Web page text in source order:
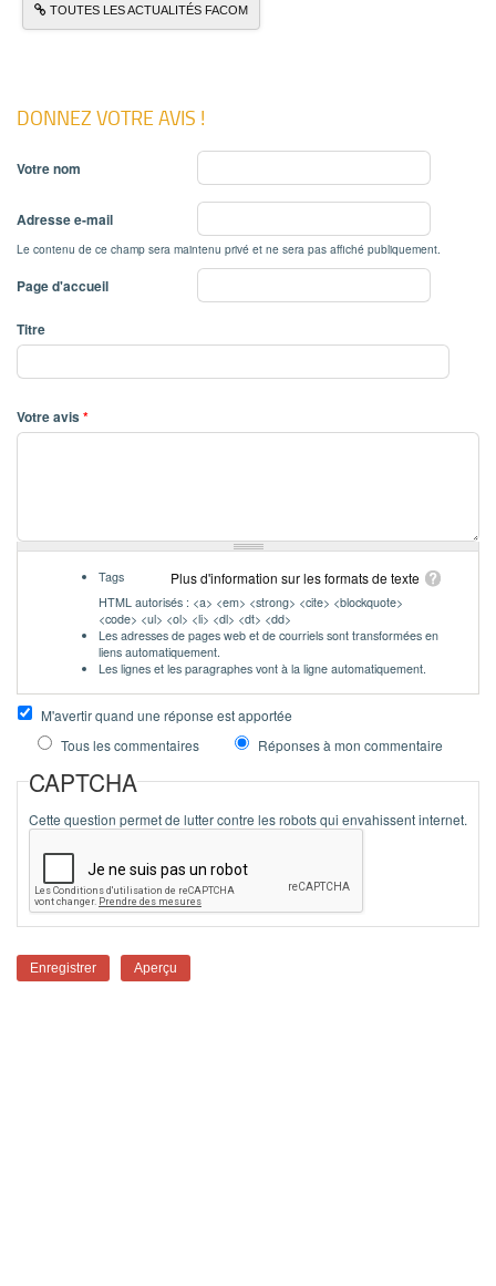
TOUTES LES ACTUALITÉS FACOM
DONNEZ VOTRE AVIS !
Votre nom
Adresse e-mail
Le contenu de ce champ sera maintenu privé et ne sera pas affiché publiquement.
Page d'accueil
Titre
Votre avis*
Plus d'information sur les formats de texte
Tags
HTML autorisés : <a> <em> <strong> <cite> <blockquote>
<code> <ul> <ol> <li> <dl> <dt> <dd>
Les adresses de pages web et de courriels sont transformées en
liens automatiquement.
Les lignes et les paragraphes vont à la ligne automatiquement.
M'avertir quand une réponse est apportée
Tous les commentaires
Réponses à mon commentaire
CAPTCHA
Cette question permet de lutter contre les robots qui envahissent internet.